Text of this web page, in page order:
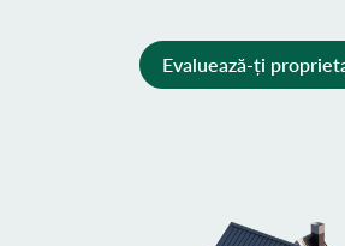
Evaluează-ți